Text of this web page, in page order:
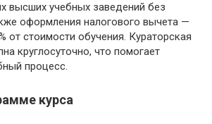
высших учебных заведений без
оформления налогового вычета —
от стоимости обучения. Кураторская
круглосуточно, что помогает
процесс.
курса